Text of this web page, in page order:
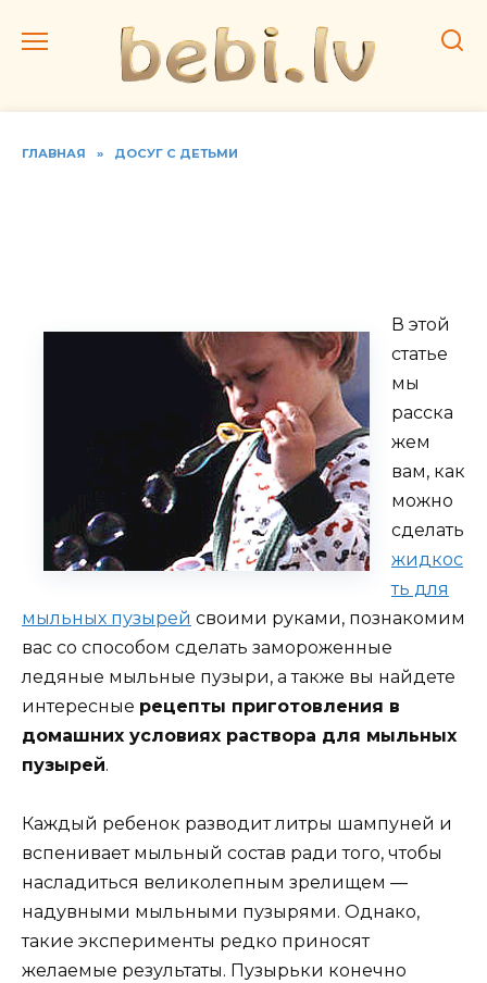
ГЛАВНАЯ » ДОСУГ С ДЕТЬМИ
В этой
статье
мы
расска
жем
вам, как
можно
сделать
жидкос
ть для
мыльных пузырей своими руками, познакомим
вас со способом сделать замороженные
ледяные мыльные пузыри, а также вы найдете
интересные рецепты приготовления в
домашних условиях раствора для мыльных
пузырей.
Каждый ребенок разводит литры шампуней и
вспенивает мыльный состав ради того, чтобы
насладиться великолепным зрелищем —
надувными мыльными пузырями. Однако,
такие эксперименты редко приносят
желаемые результаты. Пузырьки конечно